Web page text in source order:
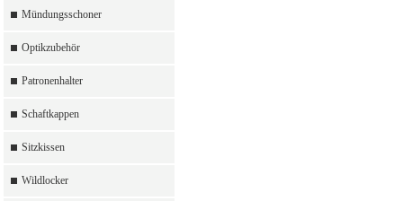
Mündungsschoner
Optikzubehör
Patronenhalter
Schaftkappen
Sitzkissen
Wildlocker